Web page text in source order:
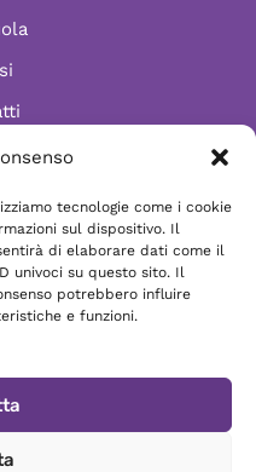
tecnologie come i cookie
sul dispositivo. Il
di elaborare dati come il
univoci su questo sito. Il
potrebbero influire
e funzioni.
e-mail
di Firenze - P.IVA